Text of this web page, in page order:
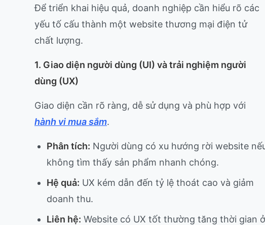
Để triển khai hiệu quả, doanh nghiệp cần hiểu rõ các
yếu tố cấu thành một website thương mại điện tử
chất lượng.
1. Giao diện người dùng (UI) và trải nghiệm người
dùng (UX)
Giao diện cần rõ ràng, dễ sử dụng và phù hợp với
hành vi mua sắm.
Phân tích: Người dùng có xu hướng rời website
không tìm thấy sản phẩm nhanh chóng.
Hệ quả: UX kém dẫn đến tỷ lệ thoát cao và giảm
doanh thu.
Liên hệ: Website có UX tốt thường tăng thời gian ở